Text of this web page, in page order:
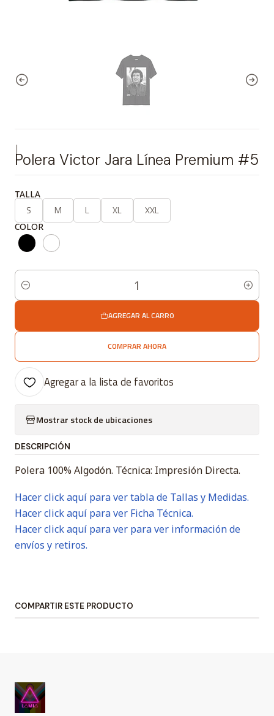
|
Polera Victor Jara Línea Premium #5
TALLA
S M L XL XXL
COLOR
Cantidad
AGREGAR AL CARRO
COMPRAR AHORA
Agregar a la lista de favoritos
Mostrar stock de ubicaciones
DESCRIPCIÓN
Polera 100% Algodón. Técnica: Impresión Directa.
Hacer click aquí para ver tabla de Tallas y Medidas.
Hacer click aquí para ver Ficha Técnica.
Hacer click aquí para ver para ver información de
envíos y retiros.
COMPARTIR ESTE PRODUCTO